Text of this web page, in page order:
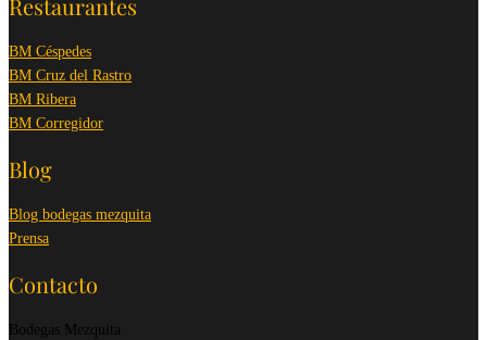
Restaurantes
BM Céspedes
BM Cruz del Rastro
BM Ribera
BM Corregidor
Blog
Blog bodegas mezquita
Prensa
Contacto
Bodegas Mezquita